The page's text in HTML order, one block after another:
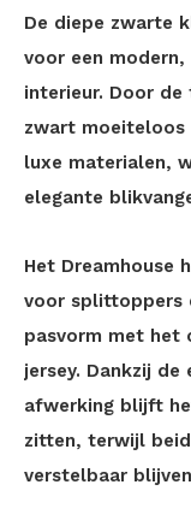
De diepe zwarte
voor een
interieur. Door
zwart
luxe materialen,
elegante
Het Dreamhouse
voor splittoppers
pasvorm met het
jersey. Dankzij
afwerking blijft
zitten, terwijl
verstelbaar